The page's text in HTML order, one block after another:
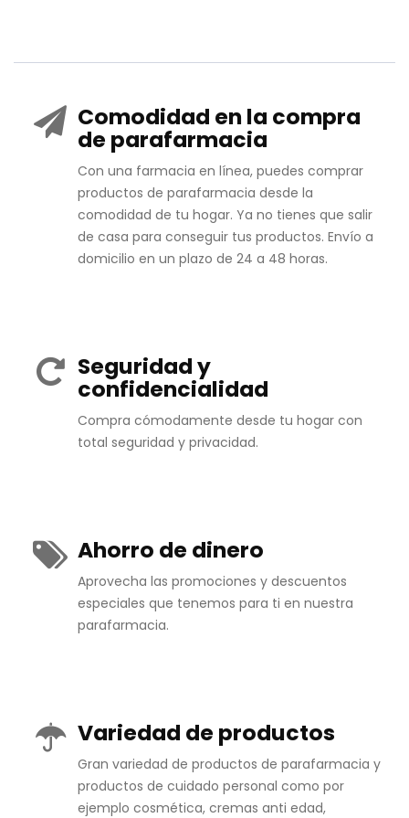
Comodidad en la compra
de parafarmacia
Con una farmacia en línea, puedes comprar
productos de parafarmacia desde la
comodidad de tu hogar. Ya no tienes que salir
de casa para conseguir tus productos. Envío a
domicilio en un plazo de 24 a 48 horas.
Seguridad y
confidencialidad
Compra cómodamente desde tu hogar con
total seguridad y privacidad.
Ahorro de dinero
Aprovecha las promociones y descuentos
especiales que tenemos para ti en nuestra
parafarmacia.
Variedad de productos
Gran variedad de productos de parafarmacia y
productos de cuidado personal como por
ejemplo cosmética, cremas anti edad,